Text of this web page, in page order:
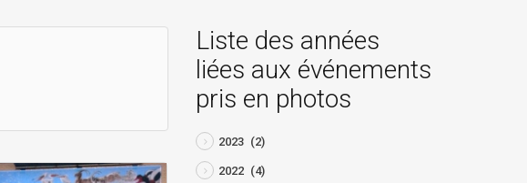
Liste des années
liées aux événements
pris en photos
2023 (2)
2022 (4)